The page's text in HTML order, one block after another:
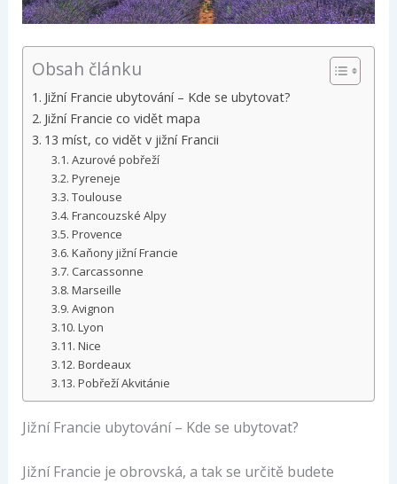
Obsah článku
Jižní Francie ubytování – Kde se ubytovat?
Jižní Francie co vidět mapa
13 míst, co vidět v jižní Francii
Azurové pobřeží
Pyreneje
Toulouse
Francouzské Alpy
Provence
Kaňony jižní Francie
Carcassonne
Marseille
Avignon
Lyon
Nice
Bordeaux
Pobřeží Akvitánie
Jižní Francie ubytování – Kde se ubytovat?
Jižní Francie je obrovská, a tak se určitě budete